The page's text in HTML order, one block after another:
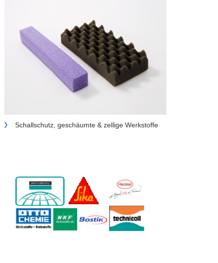
Schallschutz, geschäumte & zellige Werkstoffe